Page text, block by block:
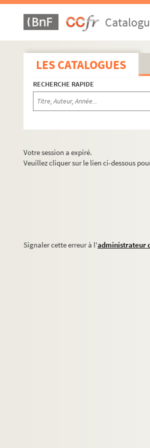
LES CATALOGUES
RECHERCHE RAPIDE
Votre session a expiré.
Veuillez cliquer sur le lien ci-dessous
Signaler cette erreur à l'administrateur